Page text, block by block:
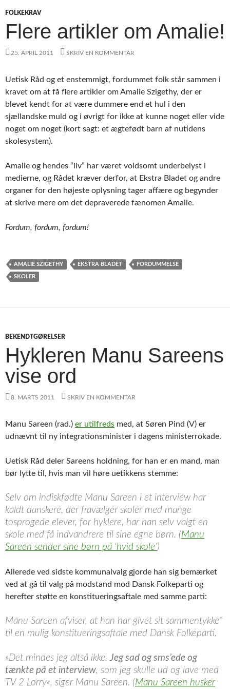
FOLKEKRAV
Flere artikler om Amalie!
25. APRIL 2011 SKRIV EN KOMMENTAR
Uetisk Råd og et enstemmigt, fordummet folk står sammen i
kravet om at få flere artikler om Amalie Szigethy, der er
blevet kendt for at være dummere end et hul i den
sjællandske muld og i øvrigt for ikke at kunne noget eller vide
noget om noget (kort sagt: et ægtefødt barn af nutidens
skolesystem).
Amalie og hendes “liv” har været voldsomt underbelyst i
medierne, og Rådet kræver derfor, at Ekstra Bladet og andre
organer for den højeste oplysning tager affære og begynder
at skrive mere om det depraverede fænomen Amalie.
Fordum, fordum, fordum!
AMALIE SZIGETHY EKSTRA BLADET FORDUMMELSE
SKOLER
BEKENDTGØRELSER
Hykleren Manu Sareens
vise ord
8. MARTS 2011 SKRIV EN KOMMENTAR
Manu Sareen (rad.) er utilfreds med, at Søren Pind (V) er
udnævnt til ny integrationsminister i dagens ministerrokade.
Uetisk Råd deler Sareens holdning, for han er en mand, man
bør lytte til, hvis man vil høre uetikkens stemme:
Selv om indiskfødte Manu Sareen i et interview har
kaldt danskere, der fravælger skoler med mange
tosprogede elever, for hyklere, har han selv valgt en
skole med få indvandrere til sine egne børn. (Manu
Sareen sender sine børn på ‘hvid skole’)
Allerede ved sidste kommunalvalg gjorde han sig bemærket
ved at gå til valg på modstand mod Dansk Folkeparti og
herefter støtte en konstitueringsaftale med samme parti:
Manu Sareen afviser, at han har givet sit sammentykke*
til en mulig konstituerings­aftale med Dansk Folkeparti.
»Det mindes jeg altså ikke.Jeg sad og sms’ede og
tænkte på et interview, som jeg skulle ud og lave med
TV 2 Lorry«, siger Manu Sareen. (Manu Sareen husker